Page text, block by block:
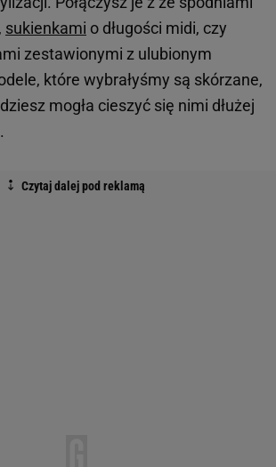
sukienkami o długości midi, czy
zestawionymi z ulubionym
które wybrałyśmy są skórzane,
mogła cieszyć się nimi dłużej